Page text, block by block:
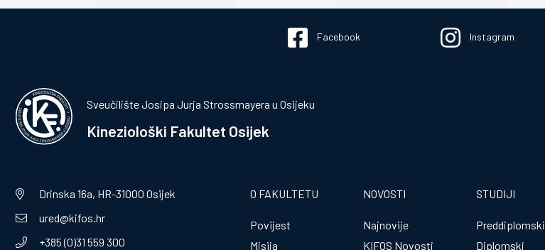
Facebook Instagram
Sveučilište Josipa Jurja Strossmayera u Osijeku
Kineziološki Fakultet Osijek
Drinska 16a, HR-31000 Osijek
ured@kifos.hr
+385 (0)31 559 300
O FAKULTETU
Povijest
Misija
NOVOSTI
Najnovije
KIFOS Novosti
STUDIJI
Preddiplomski
Diplomski